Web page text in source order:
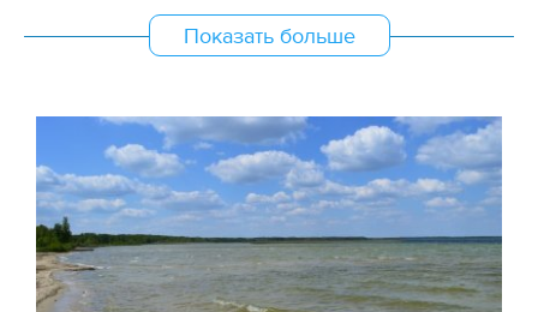
Показать больше